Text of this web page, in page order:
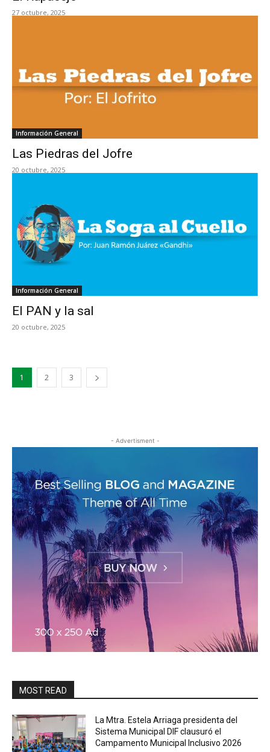
27 octubre, 2025
Información General
Las Piedras del Jofre
20 octubre, 2025
Información General
El PAN y la sal
20 octubre, 2025
1 2 3
- Advertisment -
MOST READ
La Mtra. Estela Arriaga presidenta del
Sistema Municipal DIF clausuró el
Campamento Municipal Inclusivo 2026